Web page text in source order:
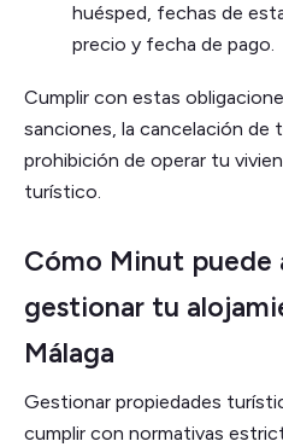
huésped, fechas de
precio y fecha de pago.
Cumplir con estas
sanciones, la cancelación de
prohibición de operar tu
turístico.
Cómo Minut puede
gestionar tu
Málaga
Gestionar propiedades
cumplir con normativas